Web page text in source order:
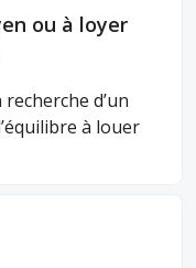
ou à loyer
d’un
à louer